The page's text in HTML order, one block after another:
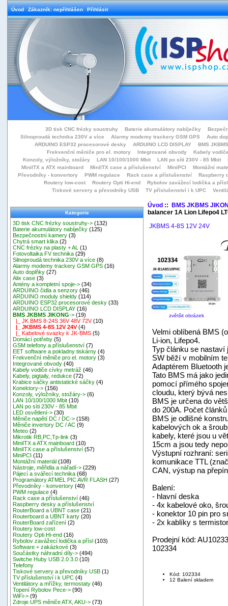
Úvod Zákazník: nepřihlášen Přihlásit
3D tisk CNC frézky soustruhy Baterie akumulátory nabíječky
Silnoproudá technika 230V a více
Alarmy modemy trackery GSM GPS
Auto
ARDUINO ESP32 procesorové desky
ARDUINO LCD DISPLAY
BMS
Frekvenční měniče pro el. motory
Integrované obvody
Kabely
Konzoly, výložníky, stožáry
LAN 10/100/1000 Mbit LAN po síti 230V - 85 Mbit
MiniITX a ATX mainboard
MiniITX case a příslušenství MiniPCI
Montážní
Převodníky - konvertory
PWM regulace Rack case a příslušenství
Raspberry
Routery low-cost
Routery Opti Hi-end
Rybolov zavážecí lodička a přísl
Tiskové servery a převodníky USB
TV příslušenství i k UPC
Kategorie
3D tisk CNC frézky soustruhy-> (132)
Baterie akumulátory nabíječky (125)
Bezpečnostní kamery (3)
Chytrá smart klika (2)
CNC frézky na plasty + AL
(1)
Fotovoltaika FV technika (29)
Silnoproudá technika 230V a více (8)
Alarmy modemy trackery GSM GPS (16)
Auto doplňky (27)
Alix case (3)
Antény a kompletní spoje-> (34)
ARDUINO čidla a senzory (46)
ARDUINO moduly shieldy (114)
ARDUINO ESP32 procesorové desky (33)
ARDUINO LCD DISPLAY (16)
BMS JKBMS JIKONG-> (19)
|_ JK BMS 8-24S 36V 48V 72V(10)
|_ JKBMS 4-8S 12V 24V(4)
|_ Kabelové svazky k JK-BMS (5)
Domácí potřeby (5)
GSM telefony a příslušenství (7)
EET software a pokladny tiskárny (4)
Frekvenční měniče pro el. motory (3)
Integrované obvody (40)
Kabely vodiče cívky metráž (46)
Kabely, pigtaily, redukce (72)
Krabice sáčky antistatické sáčky (4)
Konektory-> (156)
Konzoly, výložníky, stožáry-> (6)
LAN 10/100/1000 Mbit (10)
LAN po síti 230V - 85 Mbit
LED osvětlení-> (30)
Měniče napětí DC / DC-> (158)
Měniče invertory DC / AC (9)
Meteo (2)
Mikrotik RB,PC,Tp-link (3)
MiniITX a ATX mainboard (10)
MiniITX case a příslušenství (57)
MiniPCI (11)
Montážní materiál (108)
Nástroje, měřidla a nářadí-> (229)
Pájecí a svářecí technika (68)
Programátory ATMEL PIC AVR FLASH (27)
Převodníky - konvertory (40)
PWM regulace (4)
Rack case a příslušenství (46)
Raspberry desky a příslušenství
RouterBoard a UBNT case (21)
Routerboard a UBNT karty (20)
RouterBoard zařízení (2)
Routery low-cost
Routery Opti Hi-end (16)
Rybolov zavážecí lodička a přísl (103)
Software + zakázkové (3)
Součástky náhradní díly-> (494)
Switche Huby USB 2.0 3.0 (10)
Telefony
Tiskové servery a převodníky USB (1)
TV příslušenství i k UPC (4)
Ventilátory a mřížky, termostaty (46)
Topení Rybolov Pece-> (90)
WiFi-> (9)
Zdroje UPS měniče ATX, AKU-> (73)
Úvod:: BMS JKBMS
balancer 1A Lion Lifepo4
JKBMS 4-8S 12V 24V
zvětšit obrázek
Velmi oblíbená BMS
Li-ion, Lifepo4.
Typ článku se nastaví
SW běží v mobilním
Adaptérem Bluetooth
Tato BMS má jako
pomocí přímého
cloudu, který bývá
BMS je určena do
do 200A. Počet
BMS je odlišné
kabelových ok a
kabely, které jsou u
15cm a jsou tedy
Výstupní rozhraní:
komunikace TTL
CAN, výstup na
Balení:
- hlavní deska
- 4x kabelové oko,
- konektor 10 pin pro
- 2x kablíky s
Prodejní kód:
102334
Kód: 102334
12 Balení skladem